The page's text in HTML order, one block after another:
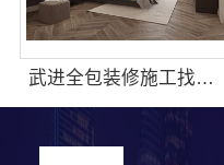
武进全包装修施工找谁？常州宜居佳一站式服务